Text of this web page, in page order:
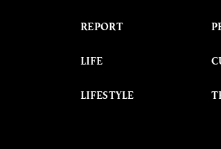
REPORT
LIFE
LIFESTYLE